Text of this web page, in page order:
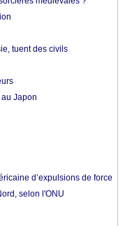
tuent des civils
Japon
d’expulsions de force
selon l'ONU